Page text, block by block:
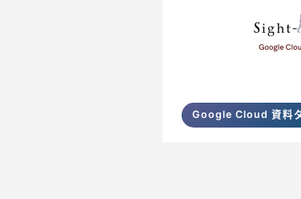
Google Cloud 資料